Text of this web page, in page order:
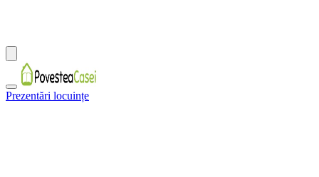
Prezentări locuințe